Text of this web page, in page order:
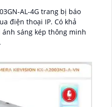
AL-4G trang bị báo
thoại IP. Có khả
sáng kép thông minh